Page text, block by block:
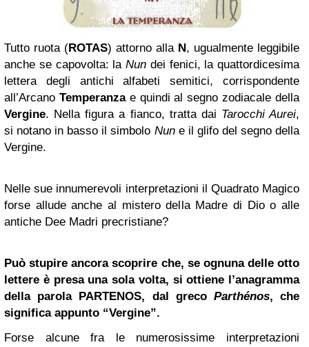
Tutto ruota (ROTAS) attorno alla N , ugualmente leggibile
anche se capovolta: la Nun dei fenici, la quattordicesima
lettera degli antichi alfabeti semitici, corrispondente
all’Arcano Temperanzae quindi al segno zodiacale della
Vergine. Nella figura a fianco, tratta dai Tarocchi Aurei,
si notano in basso il simbolo Nune il glifo del segno della
Vergine.
Nelle sue innumerevoli interpretazioni il Quadrato Magico
forse allude anche al mistero della Madre di Dio o alle
antiche Dee Madri precristiane?
Può stupire ancora scoprire che, se ognuna delle otto
lettere è presa una sola volta, si ottiene l’anagramma
della parola
PARTENOS, dal greco Parthénos, che
significa appunto “Vergine”.
Forse alcune fra le numerosissime interpretazioni